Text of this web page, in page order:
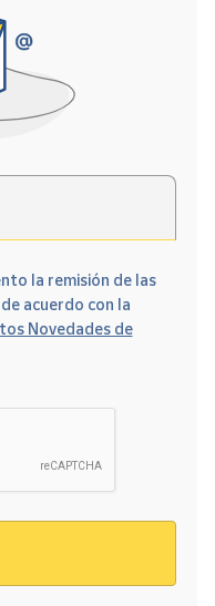
la remisión de las
acuerdo con la
Novedades de